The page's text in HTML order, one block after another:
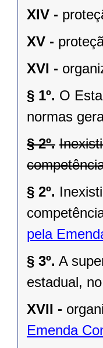
XIV -
XV -
XVI -
§ 1º. O
normas
§ 2º.
§ 2º.
pela
§ 3º. A
estadual,
XVII -
Emenda